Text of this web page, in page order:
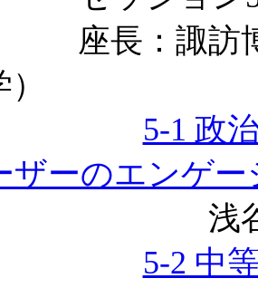
：諏訪博彦
5-1 政
ザーのエンゲ
公威
5-2 中